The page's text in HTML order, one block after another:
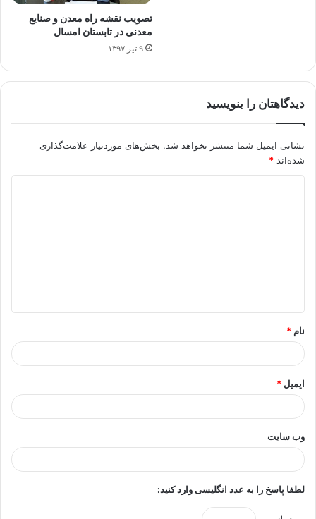
تصویب نقشه راه معدن و صنایع
معدنی در تابستان امسال
۹ تیر ۱۳۹۷
دیدگاهتان را بنویسید
نشانی ایمیل شما منتشر نخواهد شد. بخش‌های موردنیاز علامت‌گذاری
شده‌اند *
*
نام *
ایمیل *
وب‌ سایت
لطفا پاسخ را به عدد انگلیسی وارد کنید: